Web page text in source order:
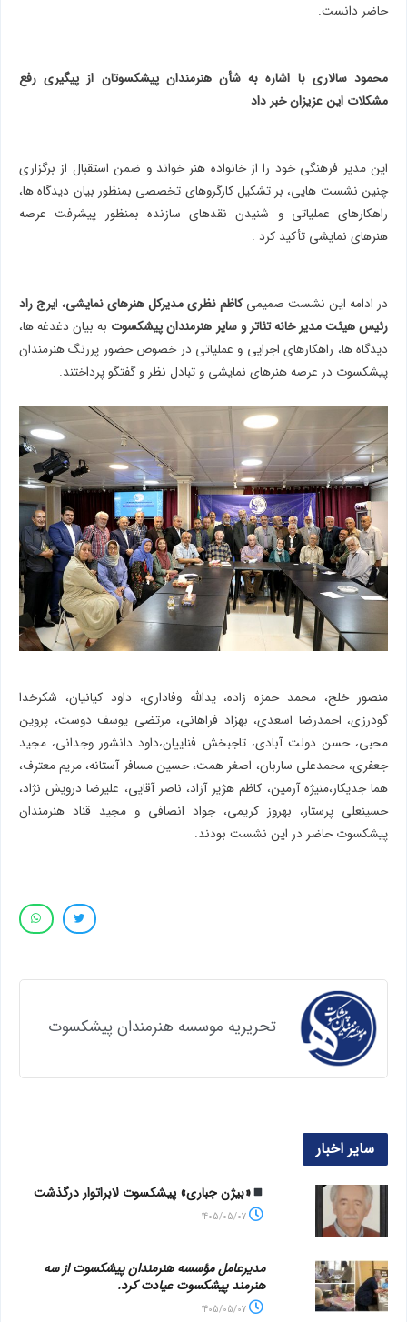
حاضر دانست.
محمود سالاری با اشاره به شأن هنرمندان پیشکسوتان از پیگیری رفع
مشکلات این عزیزان خبر داد
این مدیر فرهنگی خود را از خانواده هنر خواند و ضمن استقبال از برگزاری
چنین نشست هایی، بر تشکیل کارگروهای تخصصی بمنظور بیان دیدگاه ها،
راهکارهای عملیاتی و شنیدن نقدهای سازنده بمنظور پیشرفت عرصه
هنرهای نمایشی تأکید کرد .
در ادامه این نشست صمیمیکاظم نظری مدیرکل هنرهای نمایشی، ایرج راد
رئیس هیئت مدیر خانه تئاتر و سایر هنرمندان پیشکسوت به بیان دغدغه ها،
دیدگاه ها، راهکارهای اجرایی و عملیاتی در خصوص حضور پررنگ هنرمندان
پیشکسوت در عرصه هنرهای نمایشی و تبادل نظر و گفتگو پرداختند.
منصور خلج، محمد حمزه زاده، یدالله وفاداری، داود کیانیان، شکرخدا
گودرزی، احمدرضا اسعدی، بهزاد فراهانی، مرتضی یوسف دوست، پروین
محبی، حسن دولت آبادی، تاجبخش فناییان،داود دانشور وجدانی، مجید
جعفری، محمدعلی ساربان، اصغر همت، حسین مسافر آستانه، مریم معترف،
هما جدیکار،منیژه آرمین، کاظم هژیر آزاد، ناصر آقایی، علیرضا درویش نژاد،
حسینعلی پرستار، بهروز کریمی، جواد انصافی و مجید قناد هنرمندان
پیشکسوت حاضر در این نشست بودند.
تحریریه موسسه هنرمندان پیشکسوت
سایر اخبار
«بیژن جباری» پیشکسوت لابراتوار درگذشت
مدیرعامل مؤسسه هنرمندان پیشکسوت از سه
هنرمند پیشکسوت عیادت کرد.